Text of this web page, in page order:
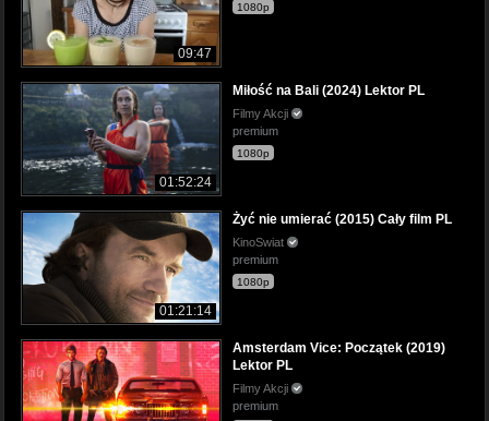
09:47
1080p
01:52:24
Miłość na Bali (2024) Lektor PL
Filmy Akcji
premium
1080p
01:21:14
Żyć nie umierać (2015) Cały film PL
KinoSwiat
premium
1080p
Amsterdam Vice: Początek (2019)
Lektor PL
Filmy Akcji
premium